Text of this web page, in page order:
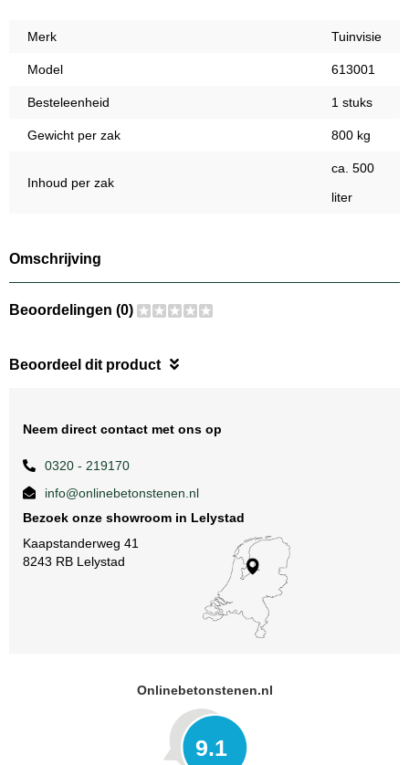
Merk Tuinvisie
Model 613001
Besteleenheid 1 stuks
Gewicht per zak 800 kg
Inhoud per zak
ca. 500
liter
Omschrijving
Beoordelingen (0)
Beoordeel dit product
Neem direct contact met ons op
0320 - 219170
info@onlinebetonstenen.nl
Bezoek onze showroom in Lelystad
Kaapstanderweg 41
8243 RB Lelystad
Onlinebetonstenen.nl
9.1